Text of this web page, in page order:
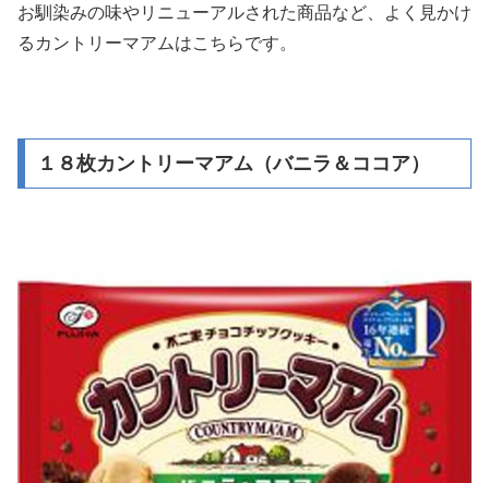
お馴染みの味やリニューアルされた商品など、よく見かけ
るカントリーマアムはこちらです。
１８枚カントリーマアム（バニラ＆ココア）